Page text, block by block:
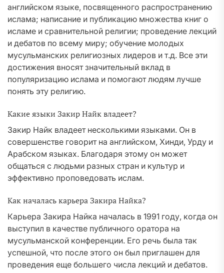
английском языке, посвященного распространению
ислама; написание и публикацию множества книг о
исламе и сравнительной религии; проведение лекций
и дебатов по всему миру; обучение молодых
мусульманских религиозных лидеров и т.д. Все эти
достижения вносят значительный вклад в
популяризацию ислама и помогают людям лучше
понять эту религию.
Какие языки Закир Найк владеет?
Закир Найк владеет несколькими языками. Он в
совершенстве говорит на английском, Хинди, Урду и
Арабском языках. Благодаря этому он может
общаться с людьми разных стран и культур и
эффективно проповедовать ислам.
Как началась карьера Закира Найка?
Карьера Закира Найка началась в 1991 году, когда он
выступил в качестве публичного оратора на
мусульманской конференции. Его речь была так
успешной, что после этого он был приглашен для
проведения еще большего числа лекций и дебатов.